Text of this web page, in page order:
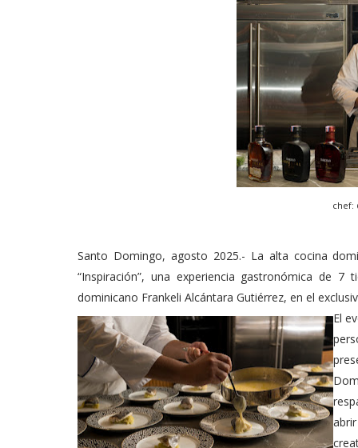
chef:
Santo Domingo, agosto 2025.- La alta cocina
“Inspiración”, una experiencia gastronómica de
dominicano Frankeli Alcántara Gutiérrez, en el
El